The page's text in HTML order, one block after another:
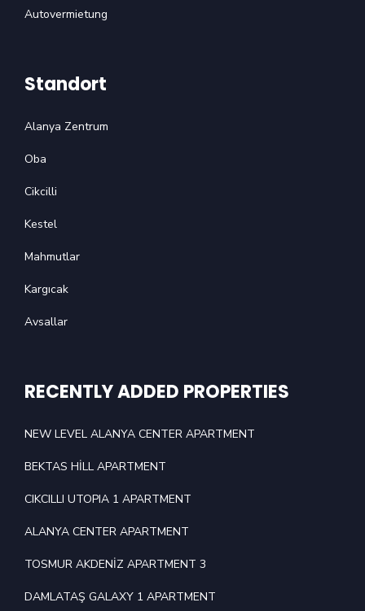
Autovermietung
Standort
Alanya Zentrum
Oba
Cikcilli
Kestel
Mahmutlar
Kargıcak
Avsallar
RECENTLY ADDED PROPERTIES
NEW LEVEL ALANYA CENTER APARTMENT
BEKTAS HİLL APARTMENT
CIKCILLI UTOPIA 1 APARTMENT
ALANYA CENTER APARTMENT
TOSMUR AKDENİZ APARTMENT 3
DAMLATAŞ GALAXY 1 APARTMENT